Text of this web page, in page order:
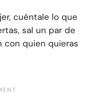
cuéntale lo que
sal un par de
con quien quieras